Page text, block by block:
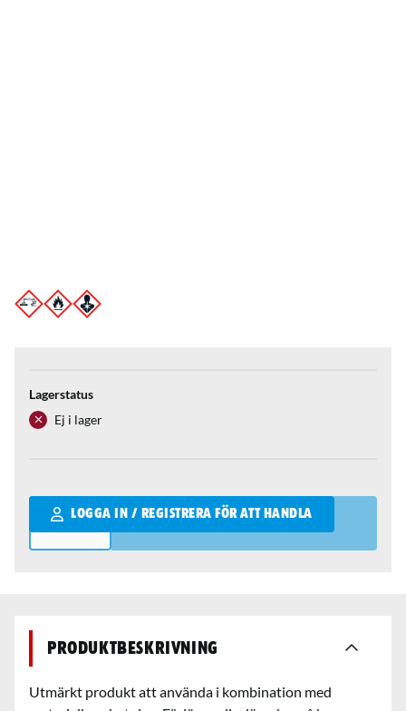
Lagerstatus
Ej i lager
LOGGA IN / REGISTRERA FÖR ATT HANDLA
Qantity
Produktbeskrivning
Utmärkt produkt att använda i kombination med